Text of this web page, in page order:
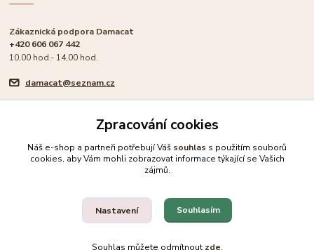
Zákaznická podpora Damacat
+420 606 067 442
10,00 hod.- 14,00 hod.
damacat@seznam.cz
🐾 Rodinný e-shop pro milovníky koček
Upravit sběr cookies.
Zpracování cookies
Náš e-shop a partneři potřebují Váš souhlas s použitím souborů
cookies, aby Vám mohli zobrazovat informace týkající se Vašich
zájmů.
Nastavení Souhlasím
Souhlas můžete odmítnout zde.